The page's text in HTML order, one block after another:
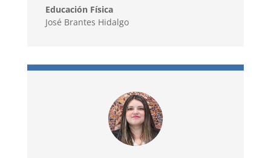
Educación Física
José Brantes Hidalgo